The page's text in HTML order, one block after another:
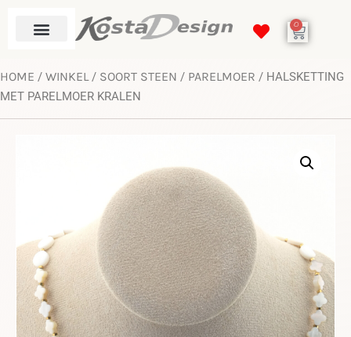
0
HOME / WINKEL/ SOORT STEEN / PARELMOER / HALSKETTING
MET PARELMOER KRALEN